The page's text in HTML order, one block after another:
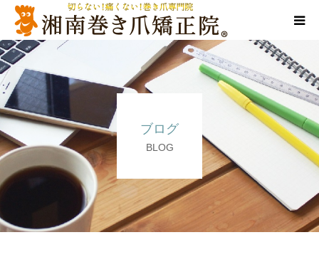
ブログ
BLOG
施術方法
料金表
店舗情報
Q＆A